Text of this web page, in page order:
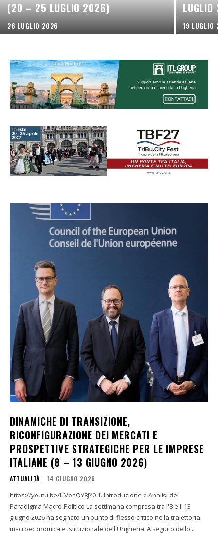
(20 – 25 LUGLIO 2026)
26 LUGLIO 2026 19
DINAMICHE DI TRANSIZIONE,
RICONFIGURAZIONE DEI MERCATI E
PROSPETTIVE STRATEGICHE PER LE IMPRESE
ITALIANE (8 – 13 GIUGNO 2026)
ATTUALITÀ 14 GIUGNO 2026
https://youtu.be/lLVbnQY8jY0 1. Introduzione e Analisi del
Paradigma Macro-Politico La settimana compresa tra l'8 e il 13
giugno 2026 ha segnato un punto di flesso critico nella traiettoria
macroeconomica e istituzionale dell'Ungheria. A seguito dello...